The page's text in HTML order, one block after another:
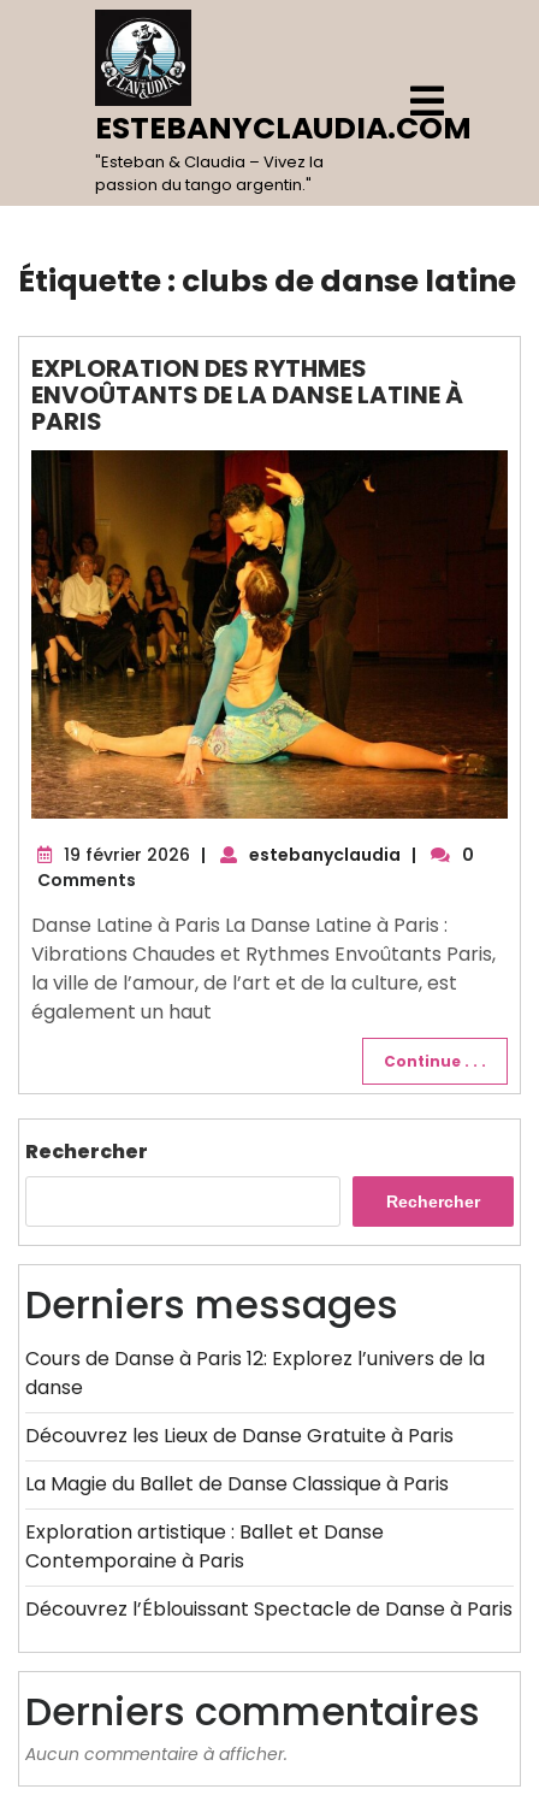
ESTEBANYCLAUDIA.COM
"Esteban & Claudia – Vivez la
passion du tango argentin."
Open
Menu
Étiquette : clubs de danse latine
EXPLORATION DES RYTHMES
ENVOÛTANTS DE LA DANSE LATINE À
PARIS
19 février 2026 19| estebanyclaudia |
0
Comments
Danse Latine à Paris La Danse Latine à Paris :
Vibrations Chaudes et Rythmes Envoûtants Paris,
la ville de l’amour, de l’art et de la culture, est
également un haut
Continue . . .
Rechercher
Rechercher
Derniers messages
Cours de Danse à Paris 12: Explorez l’univers de la
danse
Découvrez les Lieux de Danse Gratuite à Paris
La Magie du Ballet de Danse Classique à Paris
Exploration artistique : Ballet et Danse
Contemporaine à Paris
Découvrez l’Éblouissant Spectacle de Danse à Paris
Derniers commentaires
Aucun commentaire à afficher.